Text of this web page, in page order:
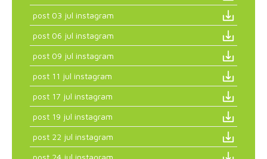
post 03 jul instagram
post 06 jul instagram
post 09 jul instagram
post 11 jul instagram
post 17 jul instagram
post 19 jul instagram
post 22 jul instagram